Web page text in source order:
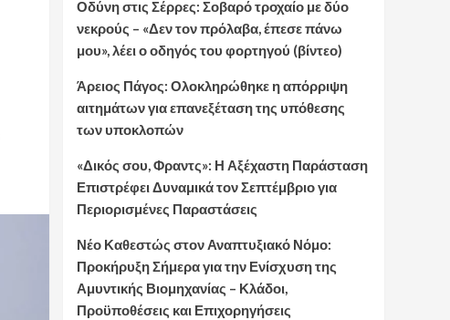
Οδύνη στις Σέρρες: Σοβαρό τροχαίο με δύο
νεκρούς – «Δεν τον πρόλαβα, έπεσε πάνω
μου», λέει ο οδηγός του φορτηγού (βίντεο)
Άρειος Πάγος: Ολοκληρώθηκε η απόρριψη
αιτημάτων για επανεξέταση της υπόθεσης
των υποκλοπών
«Δικός σου, Φραντς»: Η Αξέχαστη Παράσταση
Επιστρέφει Δυναμικά τον Σεπτέμβριο για
Περιορισμένες Παραστάσεις
Νέο Καθεστώς στον Αναπτυξιακό Νόμο:
Προκήρυξη Σήμερα για την Ενίσχυση της
Αμυντικής Βιομηχανίας – Κλάδοι,
Προϋποθέσεις και Επιχορηγήσεις